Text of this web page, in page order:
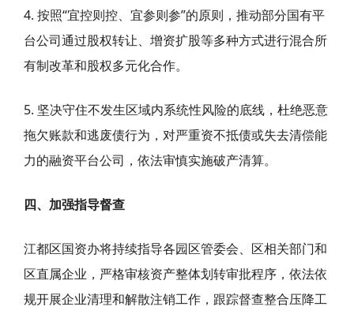
4. 按照“宜控则控、宜参则参”的原则，推动部分国有平
台公司通过股权转让、增资扩股等多种方式进行混合所
有制改革和股权多元化合作。
5. 坚决守住不发生区域内系统性风险的底线，杜绝恶意
拖欠账款和逃废债行为，对严重资不抵债或失去清偿能
力的融资平台公司，依法审慎实施破产清算。
四、加强指导督查
江都区国资办将持续指导各园区管委会、区相关部门和
区直属企业，严格审核资产整体划转审批程序，依法依
规开展企业清理和解散注销工作，跟踪督查整合压降工